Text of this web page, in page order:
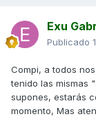
Exu
Publicado
Compi, a todos
tenido las mismas
supones, estarás
momento, Mas